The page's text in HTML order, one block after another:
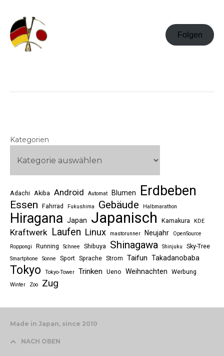
Folgen
Kategorien
Adachi Akiba Android Automat Blumen Erdbeben
Essen Fahrrad Fukushima Gebäude Halbmarathon
Hiragana Japan Japanisch Kamakura KDE
Kraftwerk Laufen Linux mastorunner Neujahr
OpenSource
Roppongi
Running Schnee Shibuya Shinagawa Shinjuku Sky-Tree
Smartphone Sonne Sport Sprache Strom Taifun Takadanobaba
Tokyo Tokyo-Tower Trinken Ueno Weihnachten Werbung
Winter Zoo Zug
Made in Japan, since 2010
NACH OBEN